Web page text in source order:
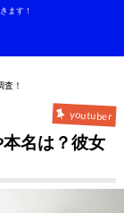
ます！
！
youtuber
名は？彼女